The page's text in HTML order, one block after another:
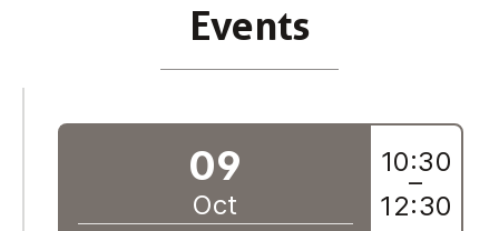
Events
09
Oct
10:30
–
12:30